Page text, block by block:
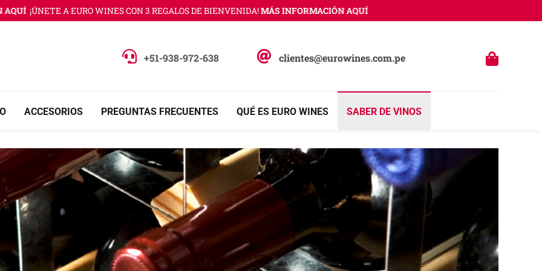
¡ÚNETE A EURO WINES CON 3 REGALOS DE BIENVENIDA!MÁS INFORMACIÓN AQUÍ
+51-938-972-638 clientes@eurowines.com.pe
ACCESORIOS PREGUNTAS FRECUENTES QUÉ ES EURO WINES SABER DE VINOS